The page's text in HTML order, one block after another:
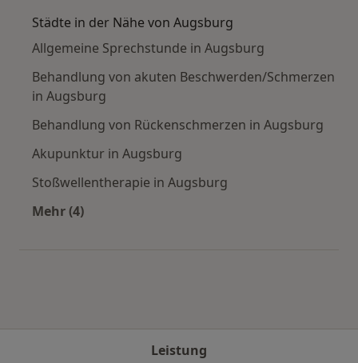
Städte in der Nähe von Augsburg
Allgemeine Sprechstunde in Augsburg
Behandlung von akuten Beschwerden/Schmerzen
in Augsburg
Behandlung von Rückenschmerzen in Augsburg
Akupunktur in Augsburg
Stoßwellentherapie in Augsburg
Mehr (4)
Leistung